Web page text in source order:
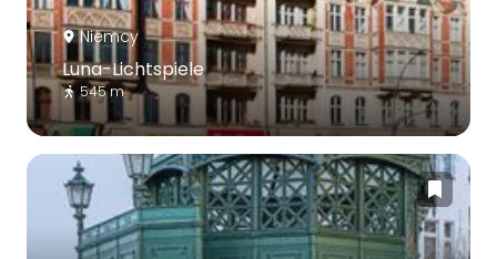
Niemcy
Luna-Lichtspiele
545 m